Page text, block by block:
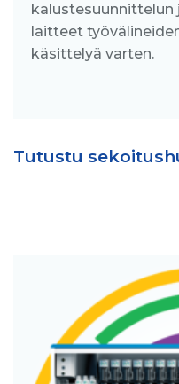
laitteet
käsittelyä varten.
Tutustu